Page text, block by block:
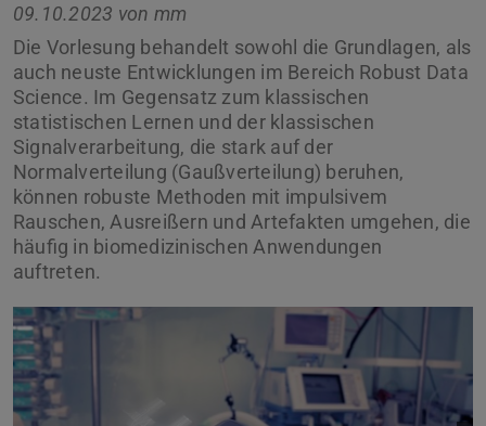
09.10.2023 von mm
Die Vorlesung behandelt sowohl die Grundlagen, als
auch neuste Entwicklungen im Bereich Robust Data
Science. Im Gegensatz zum klassischen
statistischen Lernen und der klassischen
Signalverarbeitung, die stark auf der
Normalverteilung (Gaußverteilung) beruhen,
können robuste Methoden mit impulsivem
Rauschen, Ausreißern und Artefakten umgehen, die
häufig in biomedizinischen Anwendungen
auftreten.